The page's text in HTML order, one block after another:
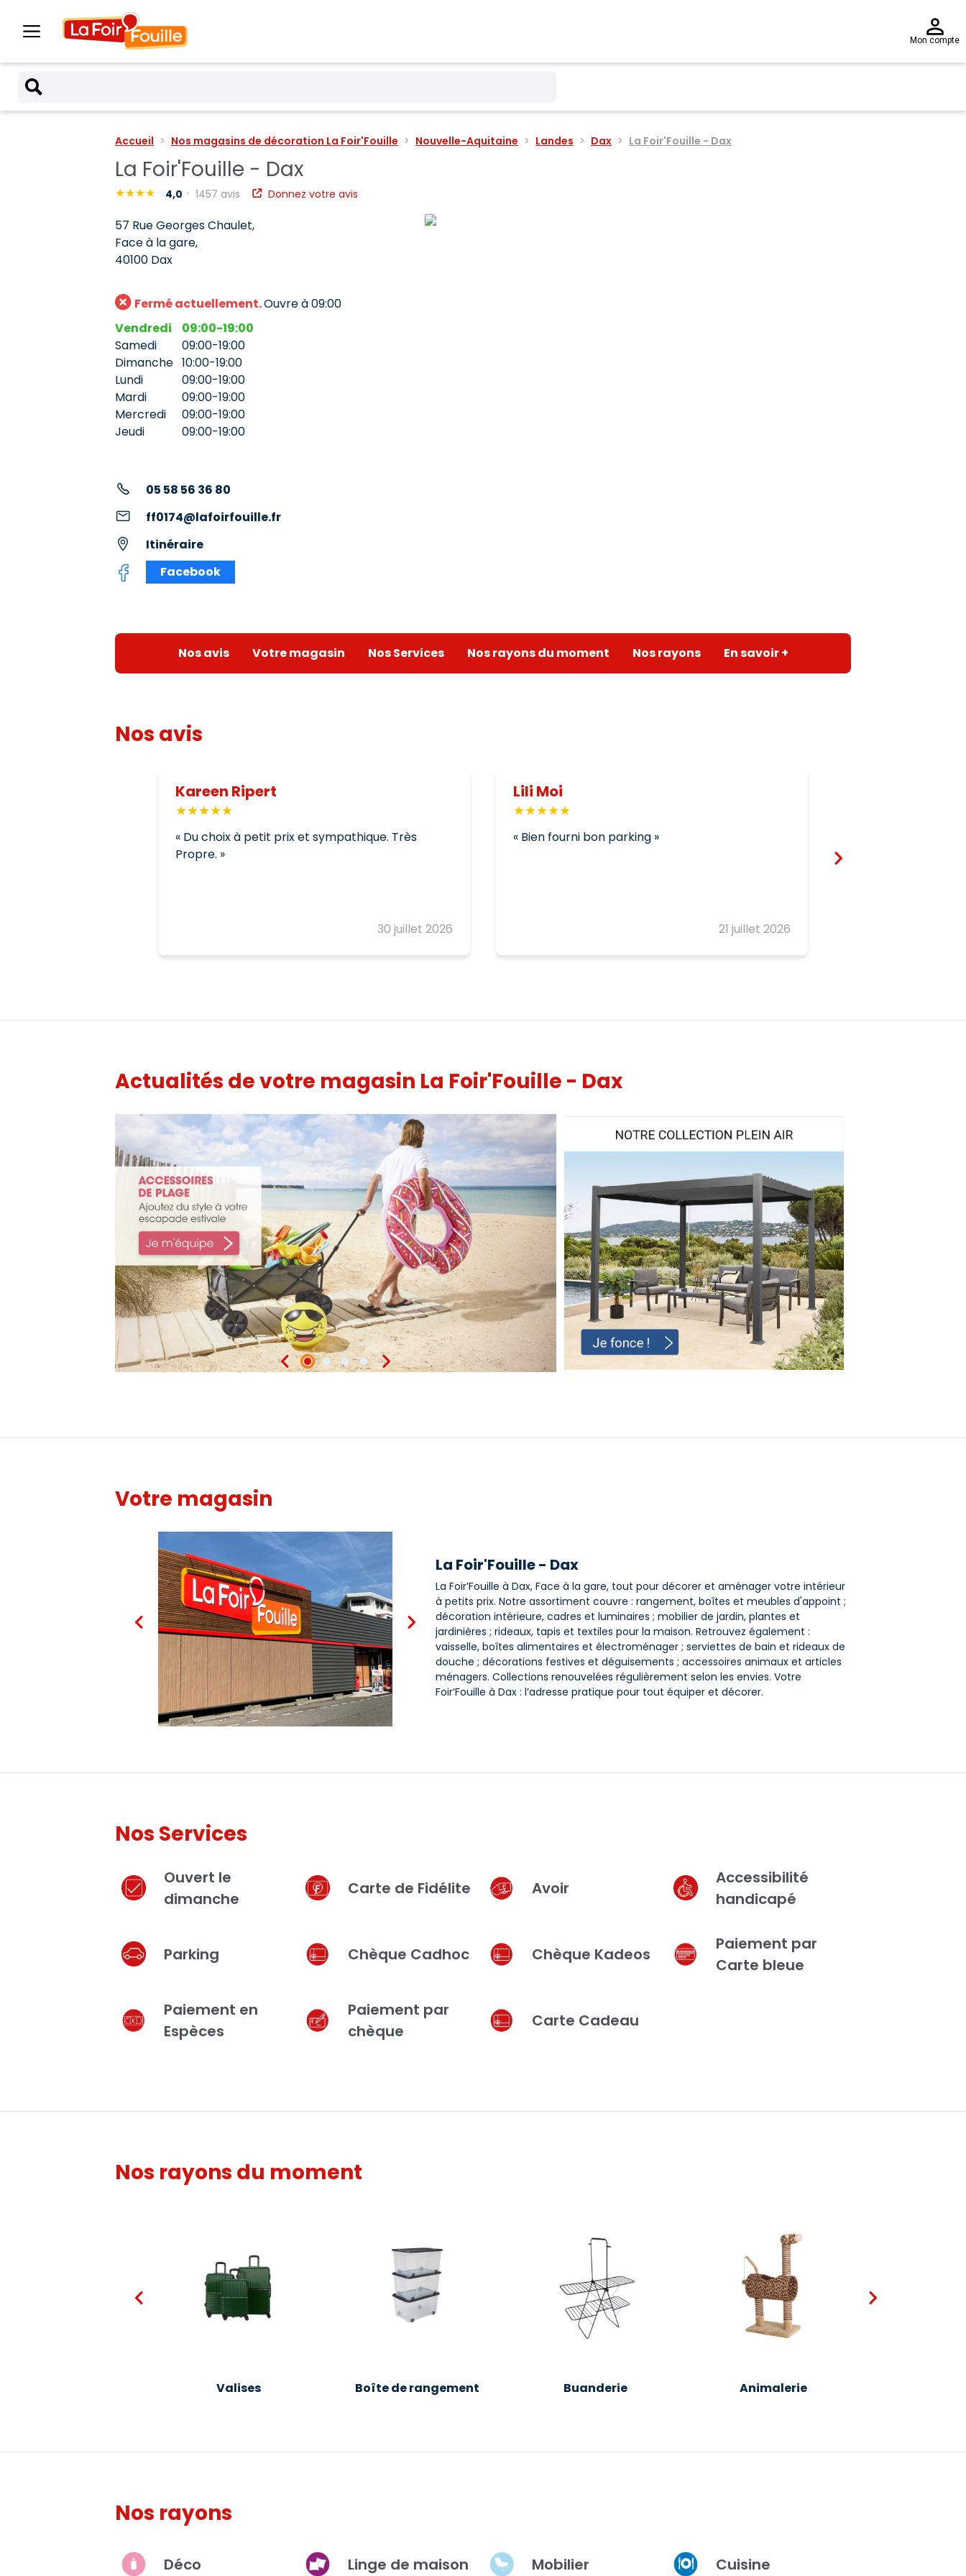
Mon compte
Accueil Nos magasins de décoration La Foir'Fouille Nouvelle-Aquitaine Landes Dax La Foir'Fouille - Dax
La Foir'Fouille - Dax
4,0 1457 avis Donnez votre avis
57 Rue Georges Chaulet,
Face à la gare,
40100 Dax
Fermé actuellement.Ouvre à 09:00
Vendredi
09:00-19:00
Samedi
09:00-19:00
Dimanche 10:00-19:00
Lundi
09:00-19:00
Mardi
09:00-19:00
Mercredi
09:00-19:00
Jeudi
09:00-19:00
05 58 56 36 80
ff0174@lafoirfouille.fr
Itinéraire
Facebook
Nos avis Votre magasin Nos Services Nos rayons du moment Nos rayons En savoir +
Nos avis
Kareen Ripert
30 juillet 2026
Du choix à petit prix et sympathique. Très
Propre.
Lili Moi
21 juillet 2026
Bien fourni bon parking
Actualités de votre magasin La Foir'Fouille - Dax
Votre magasin
La Foir'Fouille - Dax
La Foir’Fouille à Dax, Face à la gare, tout pour décorer et aménager votre intérieur
à petits prix. Notre assortiment couvre : rangement, boîtes et meubles d'appoint ;
décoration intérieure, cadres et luminaires ; mobilier de jardin, plantes et
jardinières ; rideaux, tapis et textiles pour la maison. Retrouvez également :
vaisselle, boîtes alimentaires et électroménager ; serviettes de bain et rideaux de
douche ; décorations festives et déguisements ; accessoires animaux et articles
ménagers. Collections renouvelées régulièrement selon les envies. Votre
Foir’Fouille à Dax : l’adresse pratique pour tout équiper et décorer.
Nos Services
Ouvert le
dimanche
Carte de Fidélite Avoir
Accessibilité
handicapé
Parking Chèque Cadhoc Chèque Kadeos
Paiement par
Carte bleue
Paiement en
Espèces
Paiement par
chèque
Carte Cadeau
Nos rayons du moment
Valises Boîte de rangement Buanderie Animalerie
Nos rayons
Déco Linge de maison Mobilier Cuisine